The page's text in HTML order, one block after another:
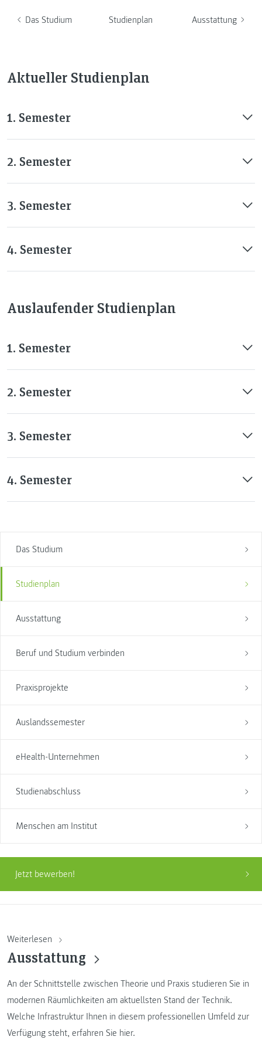
Das Studium Studienplan Ausstattung
Das Studium
Studienplan
Ausstattung
Beruf und Studium verbinden
Praxisprojekte
Auslandssemester
eHealth-Unternehmen
Studienabschluss
Menschen am Institut
Jetzt bewerben!
Aktueller Studienplan
1. Semester
2. Semester
3. Semester
4. Semester
Auslaufender Studienplan
1. Semester
2. Semester
3. Semester
4. Semester
Weiterlesen
Ausstattung
An der Schnittstelle zwischen Theorie und Praxis studieren Sie in
modernen Räumlichkeiten am aktuellsten Stand der Technik.
Welche Infrastruktur Ihnen in diesem professionellen Umfeld zur
Verfügung steht, erfahren Sie hier.